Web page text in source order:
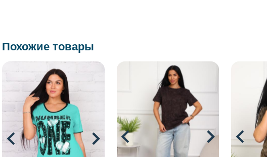
Похожие товары